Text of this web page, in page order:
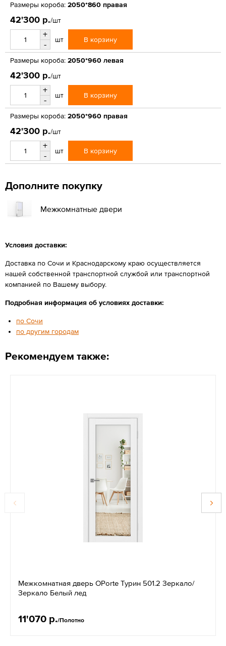
Размеры короба: 2050*860 правая
42'300 р./шт
+
-
шт В корзину
Размеры короба: 2050*960 левая
42'300 р./шт
+
-
шт В корзину
Размеры короба: 2050*960 правая
42'300 р./шт
+
-
шт В корзину
Дополните покупку
Межкомнатные двери
Условия доставки:
Доставка по Сочи и Краснодарскому краю осуществляется
нашей собственной транспортной службой или транспортной
компанией по Вашему выбору.
Подробная информация об условиях доставки:
по Сочи
по другим городам
Рекомендуем также:
Межкомнатная дверь OPorte Турин 501.2 Зеркало/
Зеркало Белый лед
11'070 р./Полотно